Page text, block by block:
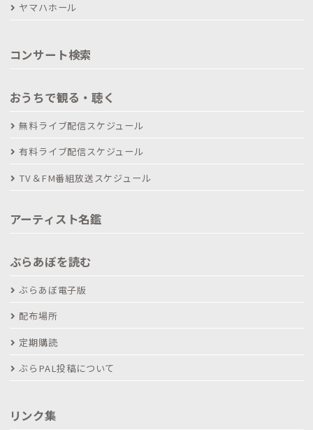
ヤマハホール
コンサート検索
おうちで観る・聴く
無料ライブ配信スケジュール
有料ライブ配信スケジュール
TV＆FM番組放送スケジュール
アーティスト名鑑
ぶらあぼを読む
ぶらあぼ電子版
配布場所
定期購読
ぶらPAL投稿について
リンク集